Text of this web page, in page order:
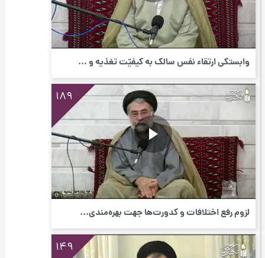
وابستگی ارتقاء نفس سالک به کیفیّت تغذیه و ...
189
لزوم رفع اختلافات و کدورت‌ها جهت بهره‌مندی...
149